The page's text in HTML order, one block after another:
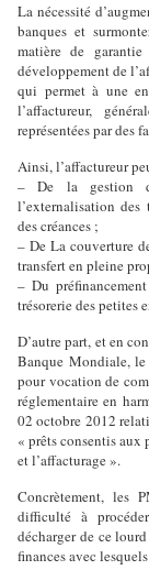
La nécessité
banques et
matière de
développement de
qui permet à une
l’affactureur,
représentées par des
Ainsi, l’affactureur
– De la gestion
l’externalisation
des créances ;
– De La couverture
transfert en pleine
– Du
trésorerie des petites
D’autre part, et en
Banque Mondiale,
pour vocation de
réglementaire en
02 octobre 2012
« prêts consentis
et l’affacturage ».
Concrètement, les
difficulté à
décharger de ce
finances avec